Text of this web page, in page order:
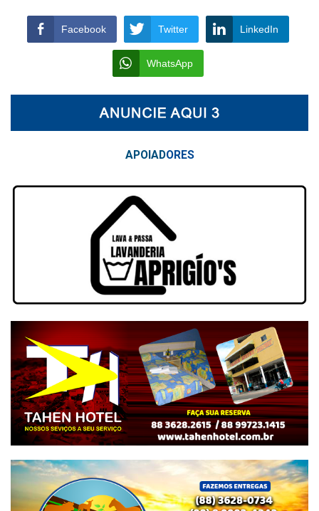
Facebook Twitter LinkedIn
WhatsApp
APOIADORES